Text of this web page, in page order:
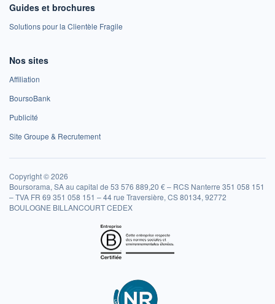
Guides et brochures
Solutions pour la Clientèle Fragile
Nos sites
Affiliation
BoursoBank
Publicité
Site Groupe & Recrutement
Copyright © 2026
Boursorama, SA au capital de 53 576 889,20 € – RCS Nanterre 351 058 151
– TVA FR 69 351 058 151 – 44 rue Traversière, CS 80134, 92772
BOULOGNE BILLANCOURT CEDEX